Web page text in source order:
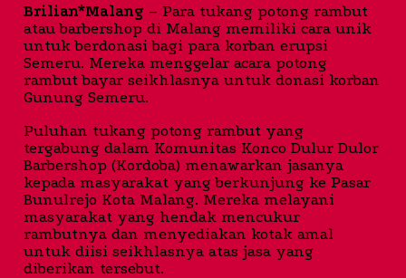
Brilian*Malang – Para tukang potong rambut
atau barbershop di Malang memiliki cara unik
untuk berdonasi bagi para korban erupsi
Semeru. Mereka menggelar acara potong
rambut bayar seikhlasnya untuk donasi korban
Gunung Semeru.
Puluhan tukang potong rambut yang
tergabung dalam Komunitas Konco Dulur Dulor
Barbershop (Kordoba) menawarkan jasanya
kepada masyarakat yang berkunjung ke Pasar
Bunulrejo Kota Malang. Mereka melayani
masyarakat yang hendak mencukur
rambutnya dan menyediakan kotak amal
untuk diisi seikhlasnya atas jasa yang
diberikan tersebut.